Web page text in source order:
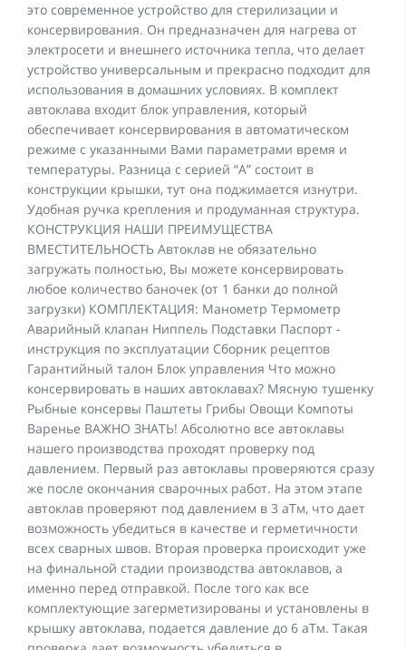
это современное устройство для стерилизации и
консервирования. Он предназначен для нагрева от
электросети и внешнего источника тепла, что делает
устройство универсальным и прекрасно подходит для
использования в домашних условиях. В комплект
автоклава входит блок управления, который
обеспечивает консервирования в автоматическом
режиме с указанными Вами параметрами время и
температуры. Разница с серией “А” состоит в
конструкции крышки, тут она поджимается изнутри.
Удобная ручка крепления и продуманная структура.
КОНСТРУКЦИЯ НАШИ ПРЕИМУЩЕСТВА
ВМЕСТИТЕЛЬНОСТЬ Автоклав не обязательно
загружать полностью, Вы можете консервировать
любое количество баночек (от 1 банки до полной
загрузки) КОМПЛЕКТАЦИЯ: Манометр Термометр
Аварийный клапан Ниппель Подставки Паспорт -
инструкция по эксплуатации Сборник рецептов
Гарантийный талон Блок управления Что можно
консервировать в наших автоклавах? Мясную тушенку
Рыбные консервы Паштеты Грибы Овощи Компоты
Варенье ВАЖНО ЗНАТЬ! Абсолютно все автоклавы
нашего производства проходят проверку под
давлением. Первый раз автоклавы проверяются сразу
же после окончания сварочных работ. На этом этапе
автоклав проверяют под давлением в 3 аТм, что дает
возможность убедиться в качестве и герметичности
всех сварных швов. Вторая проверка происходит уже
на финальной стадии производства автоклавов, а
именно перед отправкой. После того как все
комплектующие загерметизированы и установлены в
крышку автоклава, подается давление до 6 аТм. Такая